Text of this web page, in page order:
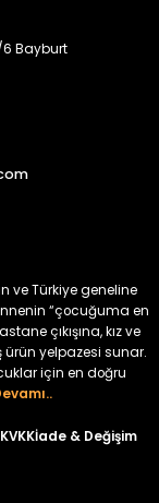
Takım
Bebek Tayt
Bebek Tayt
6 Bayburt
ve Türkiye geneline
“çocuğuma en
çıkışına, kız ve
yelpazesi sunar.
için en doğru
KVKKİade & Değişim